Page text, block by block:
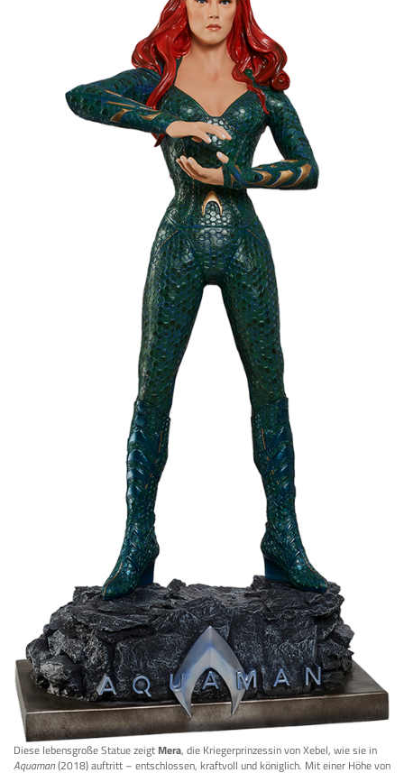
Diese lebensgroße Statue zeigt Mera, die Kriegerprinzessin von Xebel, wie sie in
Aquaman(2018) auftritt – entschlossen, kraftvoll und königlich. Mit einer Höhe von